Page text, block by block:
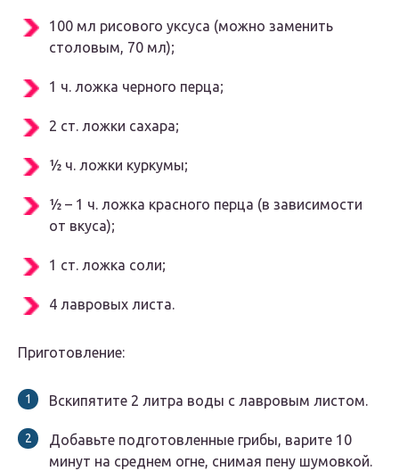
100 мл рисового уксуса (можно заменить
столовым, 70 мл);
1 ч. ложка черного перца;
2 ст. ложки сахара;
½ ч. ложки куркумы;
½ – 1 ч. ложка красного перца (в зависимости
от вкуса);
1 ст. ложка соли;
4 лавровых листа.
Приготовление:
Вскипятите 2 литра воды с лавровым листом.
Добавьте подготовленные грибы, варите 10
минут на среднем огне, снимая пену шумовкой.